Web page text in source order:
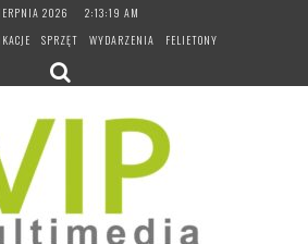
2026
2:13:20 AM
SPRZĘT WYDARZENIA FELIETONY